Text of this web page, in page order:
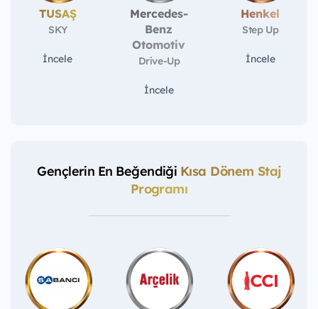
TUSAŞ
SKY
İncele
Mercedes-
Benz
Otomotiv
Drive-Up
İncele
Henkel
Step Up
İncele
Gençlerin En Beğendiği Kısa Dönem Staj
Programı